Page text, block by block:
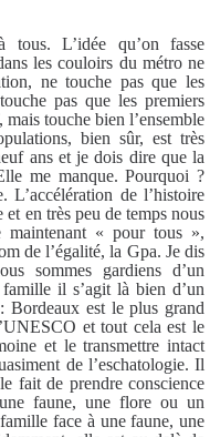
tous. L’idée qu’on fasse
les couloirs du métro ne
ne touche pas que les
pas que les premiers
mais touche bien l’ensemble
bien sûr, est très
ans et je dois dire que la
me manque. Pourquoi ?
L’accélération de l’histoire
en très peu de temps nous
maintenant « pour tous »,
de l’égalité, la Gpa. Je dis
sommes gardiens d’un
il s’agit là bien d’un
Bordeaux est le plus grand
et tout cela est le
et le transmettre intact
de l’eschatologie. Il
fait de prendre conscience
faune, une flore ou un
face à une faune, une